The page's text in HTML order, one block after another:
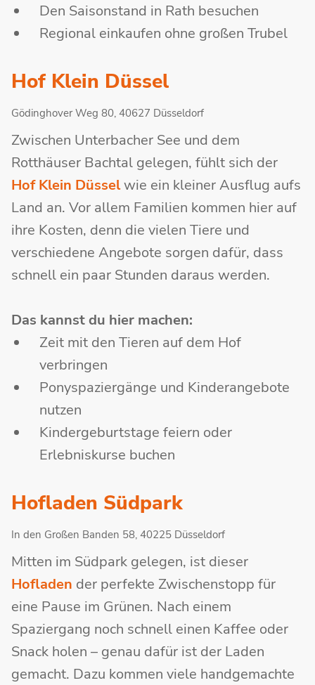
Den Saisonstand in Rath besuchen
Regional einkaufen ohne großen Trubel
Hof Klein Düssel
Gödinghover Weg 80, 40627 Düsseldorf
Zwischen Unterbacher See und dem
Rotthäuser Bachtal gelegen, fühlt sich der
Hof Klein Düsselwie ein kleiner Ausflug aufs
Land an. Vor allem Familien kommen hier auf
ihre Kosten, denn die vielen Tiere und
verschiedene Angebote sorgen dafür, dass
schnell ein paar Stunden daraus werden.
Das kannst du hier machen:
Zeit mit den Tieren auf dem Hof
verbringen
Ponyspaziergänge und Kinderangebote
nutzen
Kindergeburtstage feiern oder
Erlebniskurse buchen
Hofladen Südpark
In den Großen Banden 58, 40225 Düsseldorf
Mitten im Südpark gelegen, ist dieser
Hofladen der perfekte Zwischenstopp für
eine Pause im Grünen. Nach einem
Spaziergang noch schnell einen Kaffee oder
Snack holen – genau dafür ist der Laden
gemacht. Dazu kommen viele handgemachte